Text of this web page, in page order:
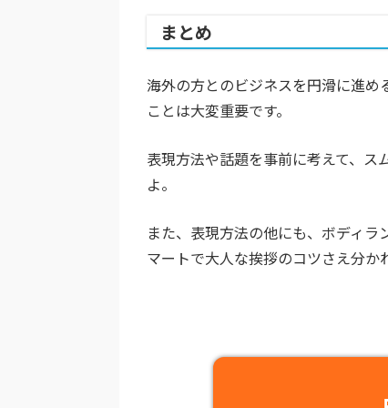
まとめ
海外の方とのビジネスを円滑に進
ことは大変重要です。
表現方法や話題を事前に考えて、
よ。
また、表現方法の他にも、ボディ
マートで大人な挨拶のコツさえ分か